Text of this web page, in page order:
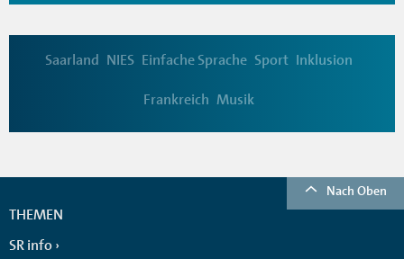
Saarland NIES Einfache Sprache Sport Inklusion
Frankreich Musik
Nach Oben
THEMEN
SR info